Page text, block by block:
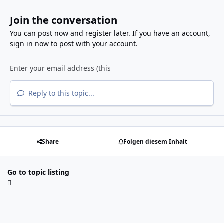
Join the conversation
You can post now and register later. If you have an account,
sign in nowto post with your account.
Reply to this topic...
Share Folgen diesem Inhalt
Go to topic listing